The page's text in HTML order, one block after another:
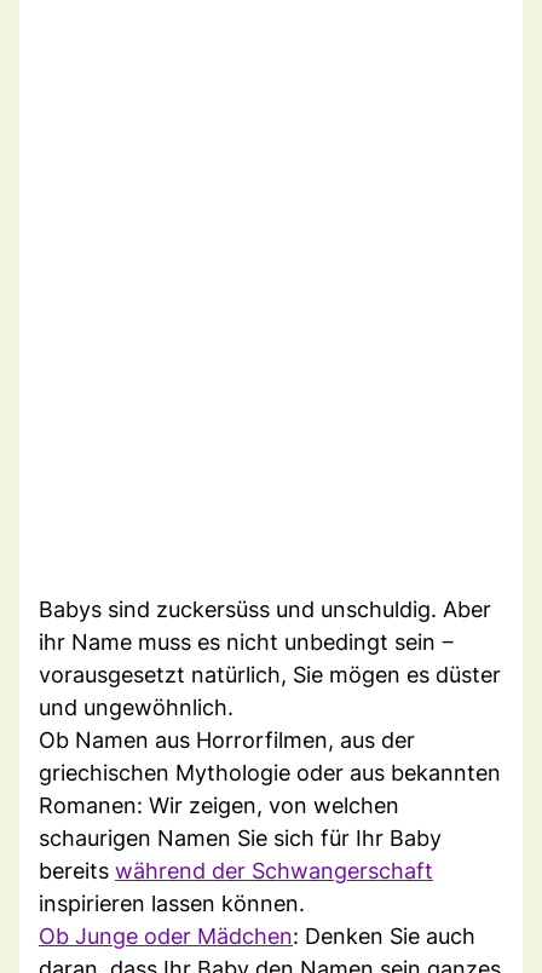
Babys sind zuckersüss und unschuldig. Aber
ihr Name muss es nicht unbedingt sein ‒
vorausgesetzt natürlich, Sie mögen es düster
und ungewöhnlich.
Ob Namen aus Horrorfilmen, aus der
griechischen Mythologie oder aus bekannten
Romanen: Wir zeigen, von welchen
schaurigen Namen Sie sich für Ihr Baby
bereits während der Schwangerschaft
inspirieren lassen können.
Ob Junge oder Mädchen: Denken Sie auch